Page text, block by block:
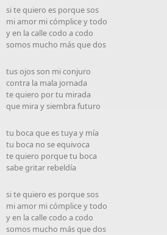
si te quiero es porque sos
mi amor mi cómplice y todo
y en la calle codo a codo
somos mucho más que dos
tus ojos son mi conjuro
contra la mala jornada
te quiero por tu mirada
que mira y siembra futuro
tu boca que es tuya y mía
tu boca no se equivoca
te quiero porque tu boca
sabe gritar rebeldía
si te quiero es porque sos
mi amor mi cómplice y todo
y en la calle codo a codo
somos mucho más que dos